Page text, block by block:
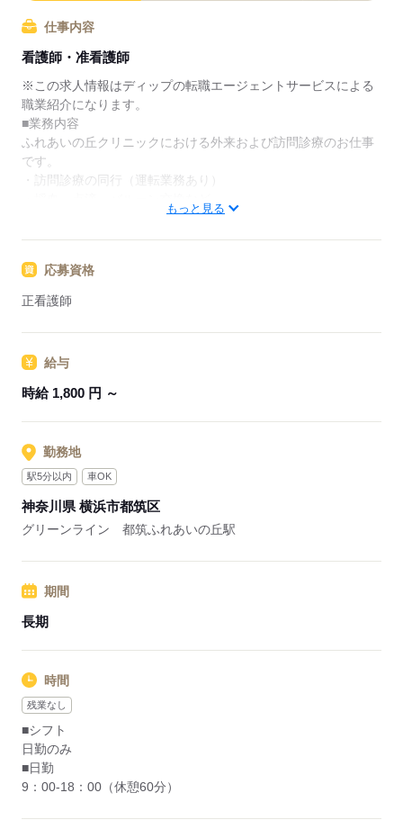
日本最大級の求人情報の中からぴったりな求人をご紹
介。
履歴書作成のアドバイスや面接日の調整だけでなく、
お給料、お休み、入職時期の交渉もサポートします。
【もちろん無料】
費用は一切かかりません。
仕事内容
看護師・准看護師
※この求人情報はディップの転職エージェントサービスによる
職業紹介になります。
■業務内容
ふれあいの丘クリニックにおける外来および訪問診療のお仕事
です。
・訪問診療の同行（運転業務あり）
★訪問診療のお仕事です
医師の診療に同行するため安心して業務をスタートできます。
す。
★日勤のみでワークライフバランス◎
残業もほとんどないのでメリハリつけながら働くことができま
★駅チカ！
最寄りの「都筑ふれあいの丘駅」より徒歩約5分と通勤に便利で
す♪
応募する
もっと見る
応募資格
正看護師
給与
時給 1,800 円 ～
勤務地
駅5分以内 車OK
神奈川県 横浜市都筑区
グリーンライン 都筑ふれあいの丘駅
期間
長期
時間
残業なし
■シフト
日勤のみ
■日勤
9：00-18：00（休憩60分）